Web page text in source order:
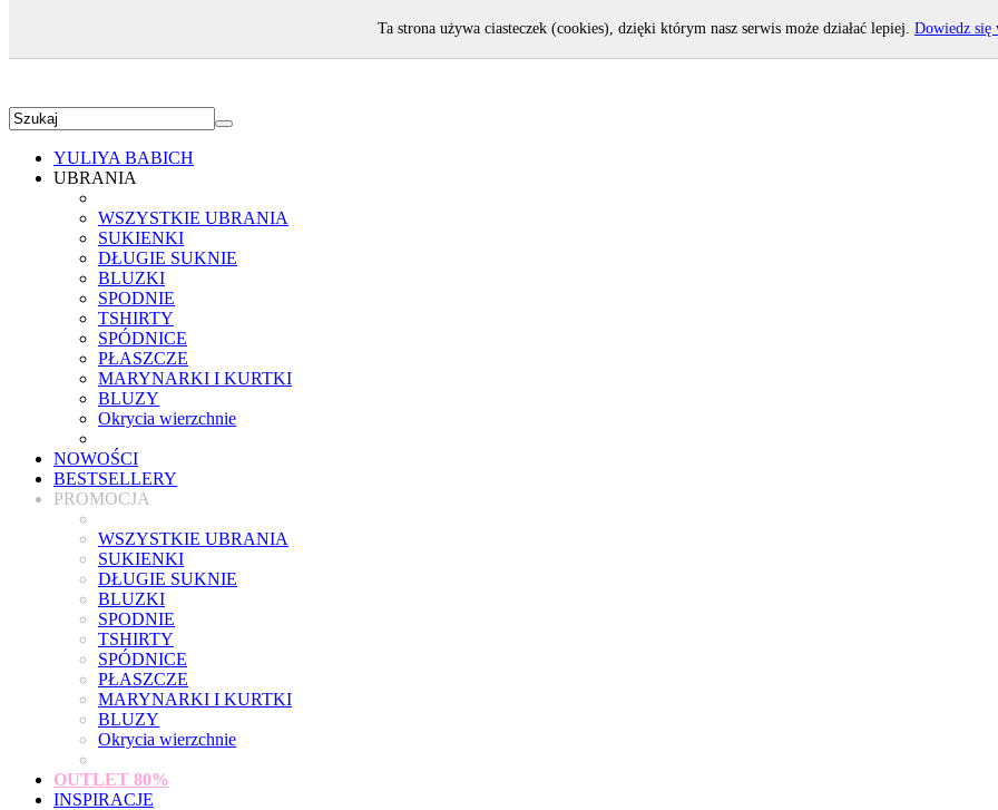
YULIYA BABICH
UBRANIA
WSZYSTKIE UBRANIA
SUKIENKI
DŁUGIE SUKNIE
BLUZKI
SPODNIE
TSHIRTY
SPÓDNICE
PŁASZCZE
MARYNARKI I KURTKI
BLUZY
Okrycia wierzchnie
NOWOŚCI
BESTSELLERY
PROMOCJA
WSZYSTKIE UBRANIA
SUKIENKI
DŁUGIE SUKNIE
BLUZKI
SPODNIE
TSHIRTY
SPÓDNICE
PŁASZCZE
MARYNARKI I KURTKI
BLUZY
Okrycia wierzchnie
OUTLET 80%
INSPIRACJE
Ta strona używa ciasteczek (cookies), dzięki którym nasz serwis może działać lepiej. Dowiedz się